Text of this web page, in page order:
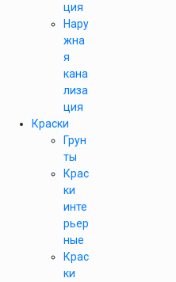
ция
Нару
жна
я
кана
лиза
ция
Краски
Грун
ты
Крас
ки
инте
рьер
ные
Крас
ки